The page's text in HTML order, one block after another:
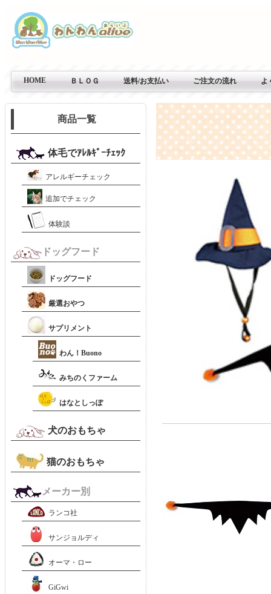
HOME ＢＬＯＧ 送料/お支払い ご注文の流れ よ
商品一覧
体毛でｱﾚﾙｷﾞｰﾁｪｯｸ
アレルギーチェック
追加でチェック
体験談
ドッグフード
ドッグフード
厳選おやつ
サプリメント
わん！Buono
みちのくファーム
はなとしっぽ
犬のおもちゃ
猫のおもちゃ
メーカー別
ランコ社
サンジョルディ
オーマ・ロー
GiGwi